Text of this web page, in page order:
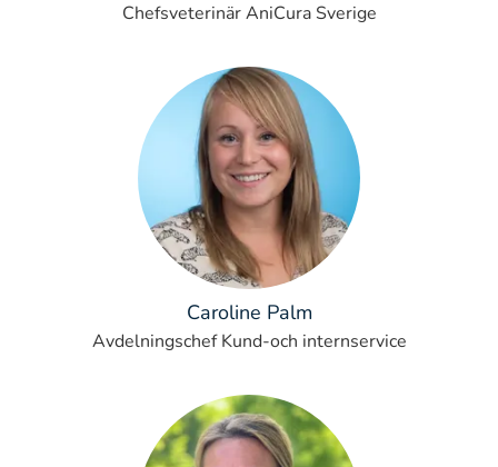
Chefsveterinär AniCura Sverige
Caroline Palm
Avdelningschef Kund-och internservice